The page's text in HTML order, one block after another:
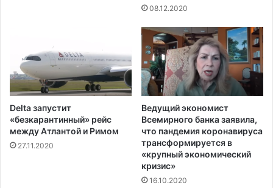
08.12.2020
Delta запустит
«безкарантинный» рейс
между Атлантой и Римом
27.11.2020
Ведущий экономист
Всемирного банка заявила,
что пандемия коронавируса
трансформируется в
«крупный экономический
кризис»
16.10.2020